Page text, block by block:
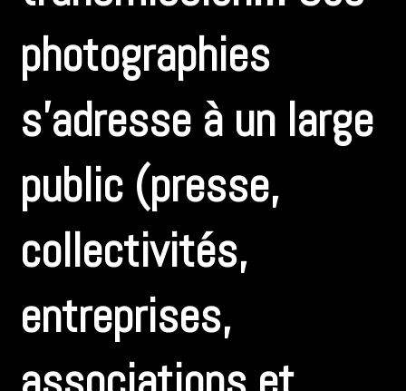
photographies
s’adresse à un large
public (presse,
collectivités,
entreprises,